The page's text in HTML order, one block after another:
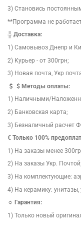
3) Становись
**Программа не
╬ Доставка:
1) Самовывоз Днепр и
2) Курьер - от 300грн;
3) Новая почта, Укр
$Методы оплаты:
1) Наличными/
2) Банковская карта;
3) Безналичный расчет
€ Только 100%
1) На заказы менее
2) На заказы Укр. Почтой;
3) На комплектующие:
4) На керамику:
☼ Гарантия:
1) Только новый